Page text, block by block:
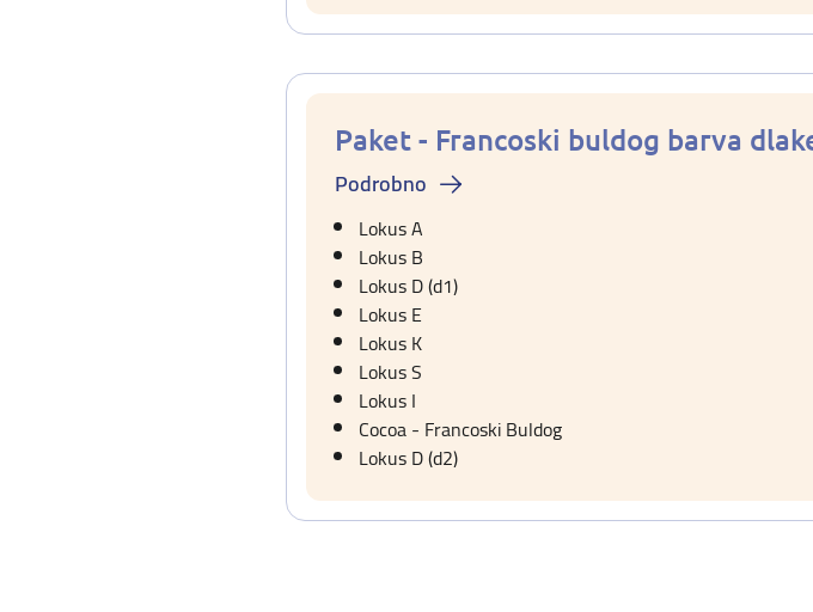
Paket - Francoski buldog barva
Podrobno
Lokus A
Lokus B
Lokus D (d1)
Lokus E
Lokus K
Lokus S
Lokus I
Cocoa - Francoski Buldog
Lokus D (d2)